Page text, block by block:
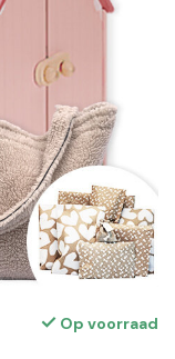
Op voorraad